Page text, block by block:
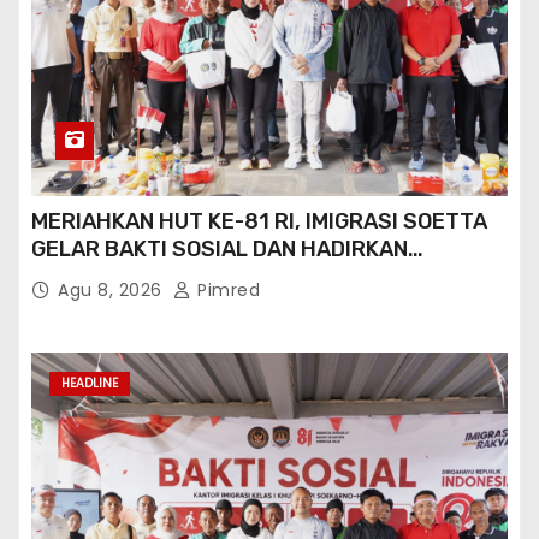
MERIAHKAN HUT KE-81 RI, IMIGRASI SOETTA
GELAR BAKTI SOSIAL DAN HADIRKAN
LAYANAN PASPOR DI AKHIR PEKAN
Agu 8, 2026 Pimred
HEADLINE